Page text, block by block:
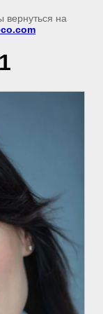
вернуться на